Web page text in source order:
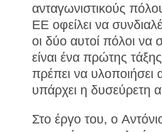
ανταγωνιστικούς
ΕΕ οφείλει να
οι δύο αυτοί πόλοι
είναι ένα πρώτης
πρέπει να
υπάρχει η δυσεύρετη
Στο έργο του, o